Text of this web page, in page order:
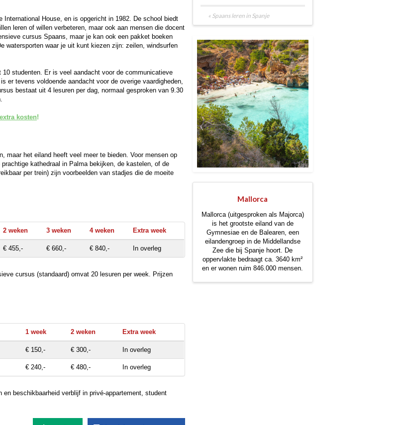
International House, en is opgericht in 1982. De school biedt
leren of willen verbeteren, maar ook aan mensen die docent
cursus Spaans, maar je kan ook een pakket boeken
watersporten waar je uit kunt kiezen zijn: zeilen, windsurfen
studenten. Er is veel aandacht voor de communicatieve
er tevens voldoende aandacht voor de overige vaardigheden,
bestaat uit 4 lesuren per dag, normaal gesproken van 9.30
kosten!
maar het eiland heeft veel meer te bieden. Voor mensen op
kathedraal in Palma bekijken, de kastelen, of de
per trein) zijn voorbeelden van stadjes die de moeite
2 weken 3 weken 4 weken Extra week
€ 455,- € 660,- € 840,- In overleg
cursus (standaard) omvat 20 lesuren per week. Prijzen
1 week 2 weken Extra week
€ 150,- € 300,- In overleg
€ 240,- € 480,- In overleg
beschikbaarheid verblijf in privé-appartement, student
« Spaans leren in Spanje
Mallorca
Mallorca (uitgesproken als Majorca)
is het grootste eiland van de
Gymnesiae en de Balearen, een
eilandengroep in de Middellandse
Zee die bij Spanje hoort. De
oppervlakte bedraagt ca. 3640 km²
en er wonen ruim 846.000 mensen.